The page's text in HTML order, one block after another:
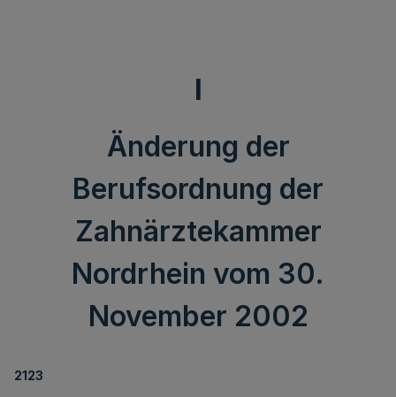
I
Änderung der
Berufsordnung der
Zahnärztekammer
Nordrhein vom 30.
November 2002
2123